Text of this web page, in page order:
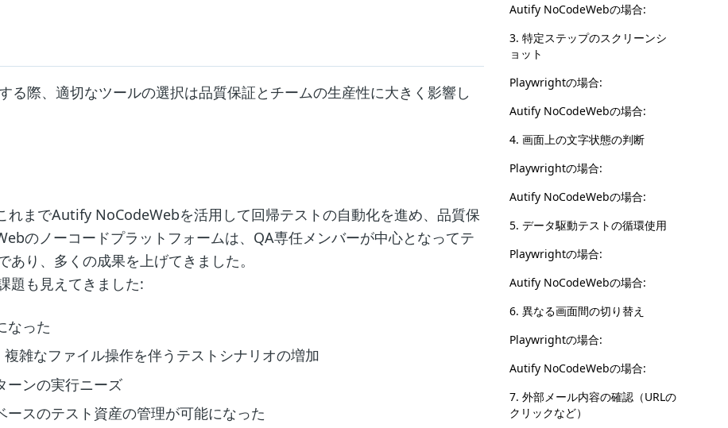
る際、適切なツールの選択は品質保証とチームの生産性に大きく影響し
れまでAutify NoCodeWebを活用して回帰テストの自動化を進め、品質保
のノーコードプラットフォームは、QA専任メンバーが中心となってテ
り、多くの成果を上げてきました。
題も見えてきました:
なった
雑なファイル操作を伴うテストシナリオの増加
ーンの実行ニーズ
スのテスト資産の管理が可能になった
Autify NoCodeWebの場合:
3. 特定ステップのスクリーンシ
ョット
Playwrightの場合:
Autify NoCodeWebの場合:
4. 画面上の文字状態の判断
Playwrightの場合:
Autify NoCodeWebの場合:
5. データ駆動テストの循環使用
Playwrightの場合:
Autify NoCodeWebの場合:
6. 異なる画面間の切り替え
Playwrightの場合:
Autify NoCodeWebの場合:
7. 外部メール内容の確認（URLの
クリックなど）